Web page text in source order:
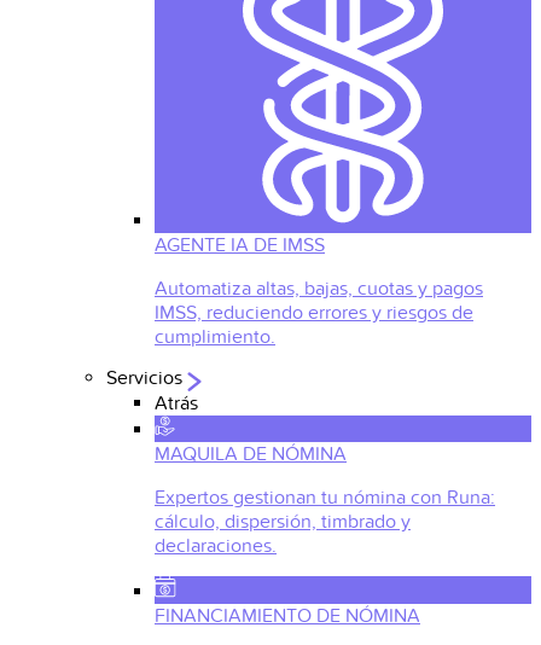
AGENTE IA DE IMSS
Automatiza altas, bajas, cuotas y pagos
IMSS, reduciendo errores y riesgos de
cumplimiento.
Servicios
Atrás
MAQUILA DE NÓMINA
Expertos gestionan tu nómina con Runa:
cálculo, dispersión, timbrado y
declaraciones.
FINANCIAMIENTO DE NÓMINA